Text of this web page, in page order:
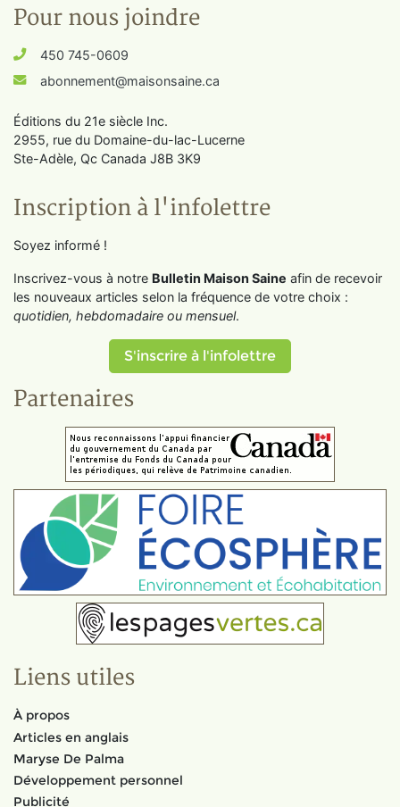
Pour nous joindre
450 745-0609
abonnement@maisonsaine.ca
Éditions du 21e siècle Inc.
2955, rue du Domaine-du-lac-Lucerne
Ste-Adèle, Qc Canada J8B 3K9
Inscription à l'infolettre
Soyez informé !
Inscrivez-vous à notre Bulletin Maison Saine afin de recevoir
les nouveaux articles selon la fréquence de votre choix :
quotidien, hebdomadaire ou mensuel.
S'inscrire à l'infolettre
Partenaires
Liens utiles
À propos
Articles en anglais
Maryse De Palma
Développement personnel
Publicité